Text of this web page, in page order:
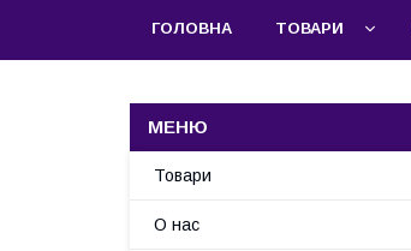
ГОЛОВНА ТОВАРИ
Товари
О нас